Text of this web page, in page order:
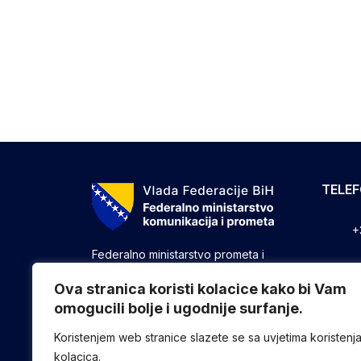
Ova stranica koristi kolacice kako bi Vam
omogucili bolje i ugodnije surfanje.
Koristenjem web stranice slazete se sa uvjetima koristenja
kolacica.
Federalno ministarstvo prometa i
druge poslove utvrđene zakonom koji
se odnose na ostvarivanje nadležnosti
Federacije u oblasti prometa i
komunikacija.